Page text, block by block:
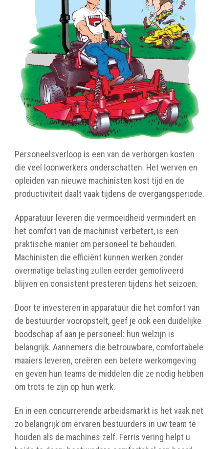
Personeelsverloop is een van de verborgen kosten
die veel loonwerkers onderschatten. Het werven en
opleiden van nieuwe machinisten kost tijd en de
productiviteit daalt vaak tijdens de overgangsperiode.
Apparatuur leveren die vermoeidheid vermindert en
het comfort van de machinist verbetert, is een
praktische manier om personeel te behouden.
Machinisten die efficiënt kunnen werken zonder
overmatige belasting zullen eerder gemotiveerd
blijven en consistent presteren tijdens het seizoen.
Door te investeren in apparatuur die het comfort van
de bestuurder vooropstelt, geef je ook een duidelijke
boodschap af aan je personeel: hun welzijn is
belangrijk. Aannemers die betrouwbare, comfortabele
maaiers leveren, creëren een betere werkomgeving
en geven hun teams de middelen die ze nodig hebben
om trots te zijn op hun werk.
En in een concurrerende arbeidsmarkt is het vaak net
zo belangrijk om ervaren bestuurders in uw team te
houden als de machines zelf. Ferris vering helpt u